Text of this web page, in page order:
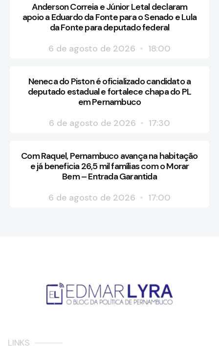
Anderson Correia e Júnior Letal declaram
apoio a Eduardo da Fonte para o Senado e Lula
da Fonte para deputado federal
6 de agosto de 2026
18:00
Neneca do Piston é oficializado candidato a
deputado estadual e fortalece chapa do PL
em Pernambuco
6 de agosto de 2026
17:30
Com Raquel, Pernambuco avança na habitação
e já beneficia 26,5 mil famílias com o Morar
Bem – Entrada Garantida
6 de agosto de 2026
17:00
LINKS